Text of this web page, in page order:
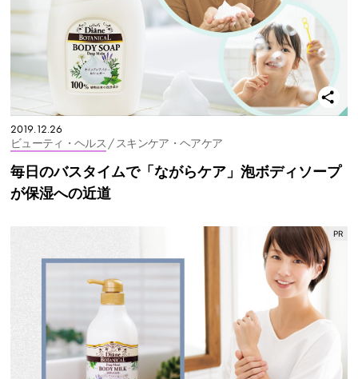
2019.12.26
ビューティ・ヘルス / スキンケア・ヘアケア
毎日のバスタイムで「ながらケア」泡ボディソープ
が保湿への近道